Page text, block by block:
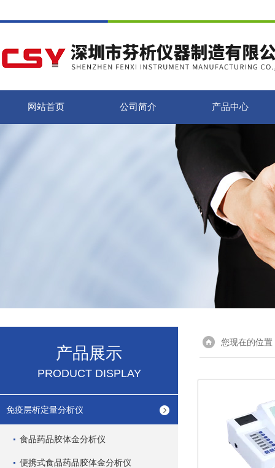
网站首页 公司简介 产品中心
产品展示
PRODUCT DISPLAY
免疫层析定量分析仪
食品药品胶体金分析仪
便携式食品药品胶体金分析仪
您现在的位置